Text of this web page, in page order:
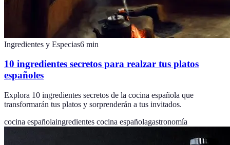
Ingredientes y Especias6 min
10 ingredientes secretos para realzar tus platos
españoles
Explora 10 ingredientes secretos de la cocina española que
transformarán tus platos y sorprenderán a tus invitados.
cocina españolaingredientes cocina españolagastronomía